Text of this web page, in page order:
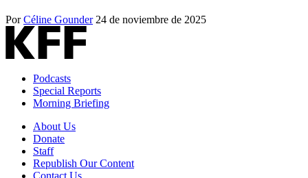
PorCéline Gounder 24 de noviembre de 2025
Podcasts
Special Reports
Morning Briefing
About Us
Donate
Staff
Republish Our Content